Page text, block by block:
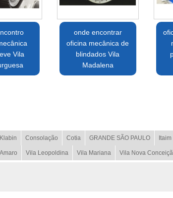
Vila
onde encontrar
oficina mecânica de
blindados Vila
Madalena
Consolação Cotia GRANDE SÃO PAULO
Vila Leopoldina Vila Mariana Vila Nova